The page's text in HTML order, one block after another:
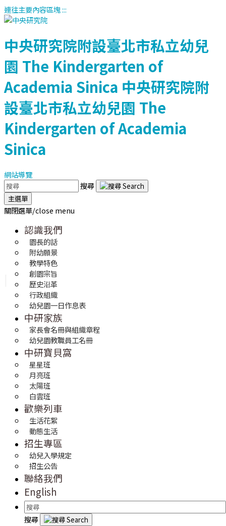
連往主要內容區塊:::
中央研究院附設臺北市私立幼兒
園 The Kindergarten of
Academia Sinica 中央研究院附
設臺北市私立幼兒園 The
Kindergarten of Academia
Sinica
網站導覽
搜尋
主選單
關閉選單/close menu
認識我們
園長的話
附幼願景
教學特色
創園宗旨
歷史沿革
行政組織
幼兒園一日作息表
中研家族
家長會名冊與組織章程
幼兒園教職員工名冊
中研寶貝窩
星星班
月亮班
太陽班
白雲班
歡樂列車
生活花絮
動態生活
招生專區
幼兒入學規定
招生公告
聯絡我們
English
搜尋